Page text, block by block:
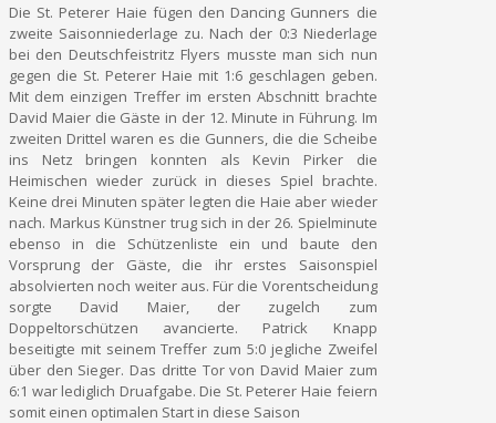
Die St. Peterer Haie fügen den Dancing Gunners die
zweite Saisonniederlage zu. Nach der 0:3 Niederlage
bei den Deutschfeistritz Flyers musste man sich nun
gegen die St. Peterer Haie mit 1:6 geschlagen geben.
Mit dem einzigen Treffer im ersten Abschnitt brachte
David Maier die Gäste in der 12. Minute in Führung. Im
zweiten Drittel waren es die Gunners, die die Scheibe
ins Netz bringen konnten als Kevin Pirker die
Heimischen wieder zurück in dieses Spiel brachte.
Keine drei Minuten später legten die Haie aber wieder
nach. Markus Künstner trug sich in der 26. Spielminute
ebenso in die Schützenliste ein und baute den
Vorsprung der Gäste, die ihr erstes Saisonspiel
absolvierten noch weiter aus. Für die Vorentscheidung
sorgte David Maier, der zugelch zum
Doppeltorschützen avancierte. Patrick Knapp
beseitigte mit seinem Treffer zum 5:0 jegliche Zweifel
über den Sieger. Das dritte Tor von David Maier zum
6:1 war lediglich Druafgabe. Die St. Peterer Haie feiern
somit einen optimalen Start in diese Saison